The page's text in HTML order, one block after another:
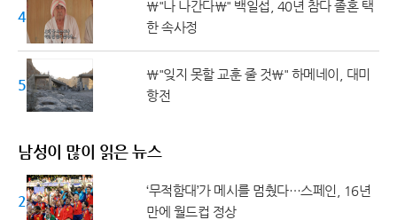
40대
\"나 나간다\" 백일섭, 40년 참다 졸혼 택
한 속사정
50대 ↑
\"잊지 못할 교훈 줄 것\" 하메네이, 대미
항전
남성이 많이 읽은 뉴스
20대 ↓
‘무적함대’가 메시를 멈췄다…스페인, 16년
만에 월드컵 정상